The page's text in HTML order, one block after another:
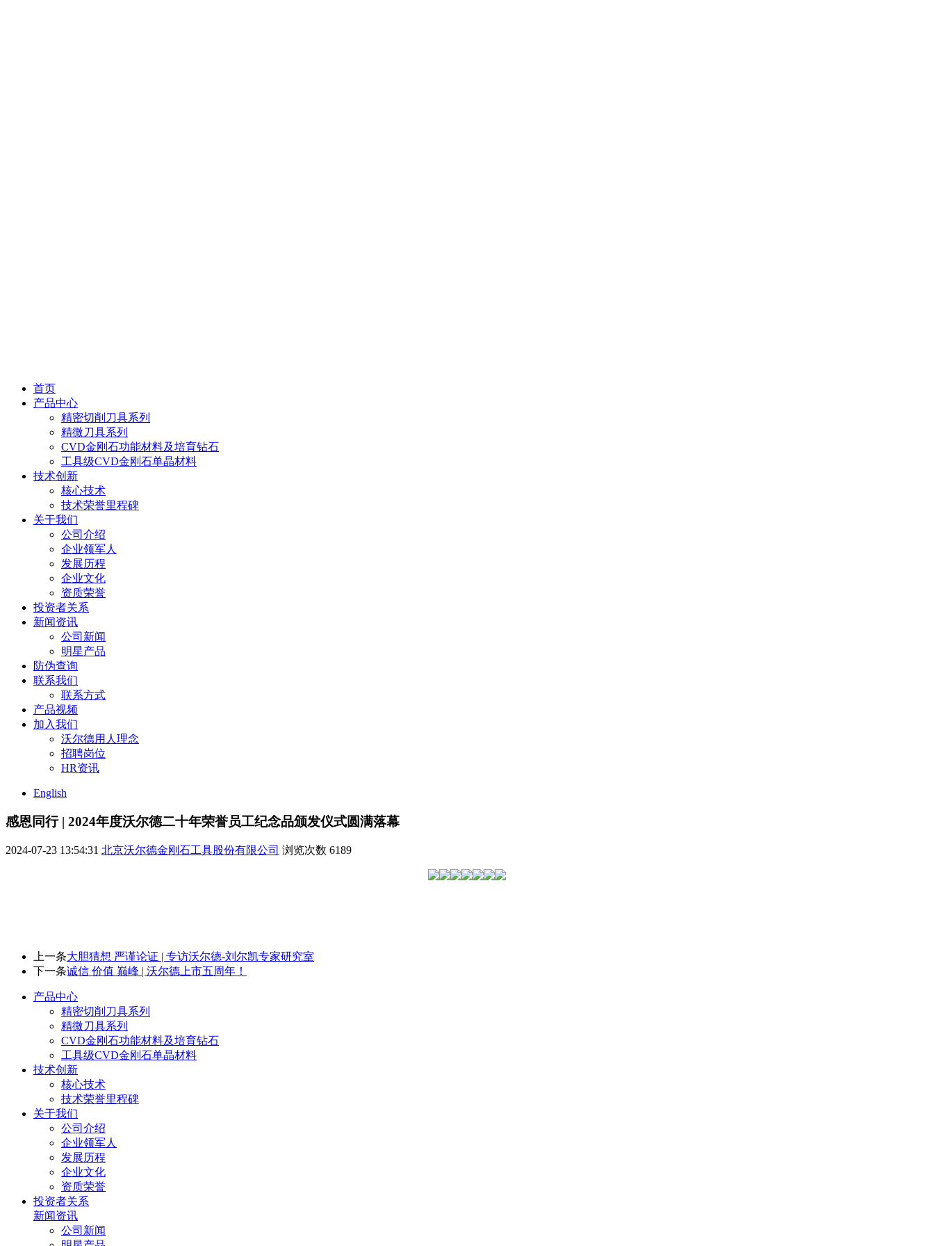
首页
产品中心
精密切削刀具系列
精微刀具系列
CVD金刚石功能材料及培育钻石
工具级CVD金刚石单晶材料
技术创新
核心技术
技术荣誉里程碑
关于我们
公司介绍
企业领军人
发展历程
企业文化
资质荣誉
投资者关系
新闻资讯
公司新闻
明星产品
防伪查询
联系我们
联系方式
产品视频
加入我们
沃尔德用人理念
招聘岗位
HR资讯
English
感恩同行 | 2024年度沃尔德二十年荣誉员工纪念品颁发仪式圆满落幕
2024-07-23 13:54:31 北京沃尔德金刚石工具股份有限公司 浏览次数 6189
上一条大胆猜想 严谨论证 | 专访沃尔德-刘尔凯专家研究室
下一条诚信 价值 巅峰 | 沃尔德上市五周年！
产品中心
精密切削刀具系列
精微刀具系列
CVD金刚石功能材料及培育钻石
工具级CVD金刚石单晶材料
技术创新
核心技术
技术荣誉里程碑
关于我们
公司介绍
企业领军人
发展历程
企业文化
资质荣誉
投资者关系
新闻资讯
公司新闻